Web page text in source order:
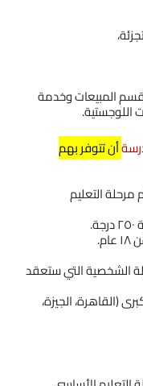
اللوجستية.